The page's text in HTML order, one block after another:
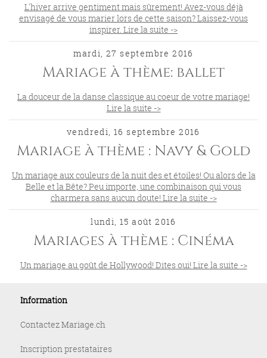
L'hiver arrive gentiment mais sûrement! Avez-vous déjà
envisagé de vous marier lors de cette saison? Laissez-vous
inspirer. Lire la suite ->
mardi, 27 septembre 2016
Mariage à thème: ballet
La douceur de la danse classique au coeur de votre mariage!
Lire la suite ->
vendredi, 16 septembre 2016
Mariage à thème : Navy & Gold
Un mariage aux couleurs de la nuit des et étoiles! Ou alors de la
Belle et la Bête? Peu importe, une combinaison qui vous
charmera sans aucun doute! Lire la suite ->
lundi, 15 août 2016
Mariages à thème : Cinéma
Un mariage au goût de Hollywood! Dites oui! Lire la suite ->
Information
Contactez Mariage.ch
Inscription prestataires